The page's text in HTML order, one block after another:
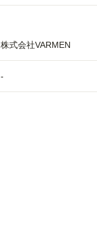
株式会社VARMEN
-